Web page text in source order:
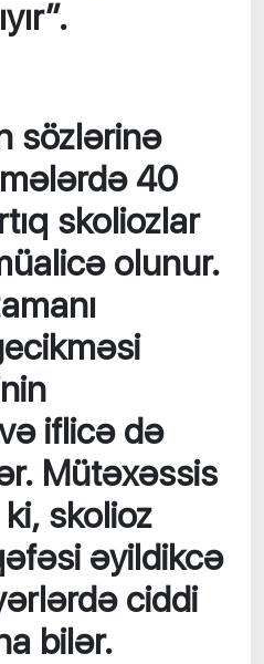
sözlərinə
40
skoliozlar
olunur.
iflicə də
Mütəxəssis
skolioz
əyildikcə
ciddi
bilər.